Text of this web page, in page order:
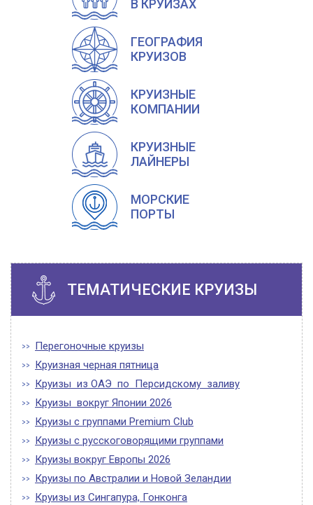
В КРУИЗАХ
ГЕОГРАФИЯ
КРУИЗОВ
КРУИЗНЫЕ
КОМПАНИИ
КРУИЗНЫЕ
ЛАЙНЕРЫ
МОРСКИЕ
ПОРТЫ
ТЕМАТИЧЕСКИЕ КРУИЗЫ
Перегоночные круизы
Круизная черная пятница
Круизы из ОАЭ по Персидскому заливу
Круизы вокруг Японии 2026
Круизы с группами Premium Club
Круизы с русскоговорящими группами
Круизы вокруг Европы 2026
Круизы по Австралии и Новой Зеландии
Круизы из Сингапура, Гонконга